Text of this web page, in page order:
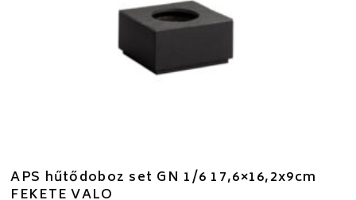
APS hűtődoboz set GN 1/6 17,6×16,2x9cm
FEKETE VALO